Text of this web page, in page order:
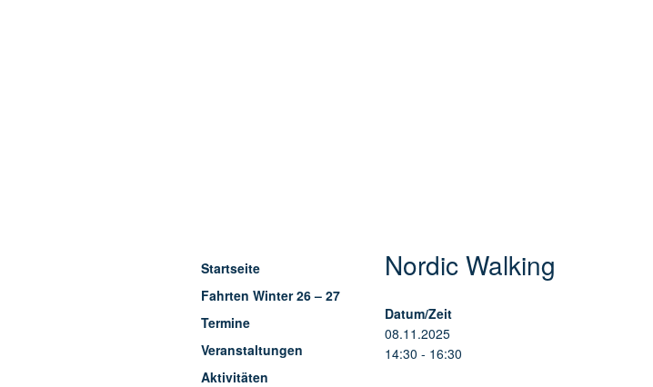
Startseite
Fahrten Winter 26 – 27
Termine
Veranstaltungen
Aktivitäten
Nordic Walking
Datum/Zeit
08.11.2025
14:30 - 16:30